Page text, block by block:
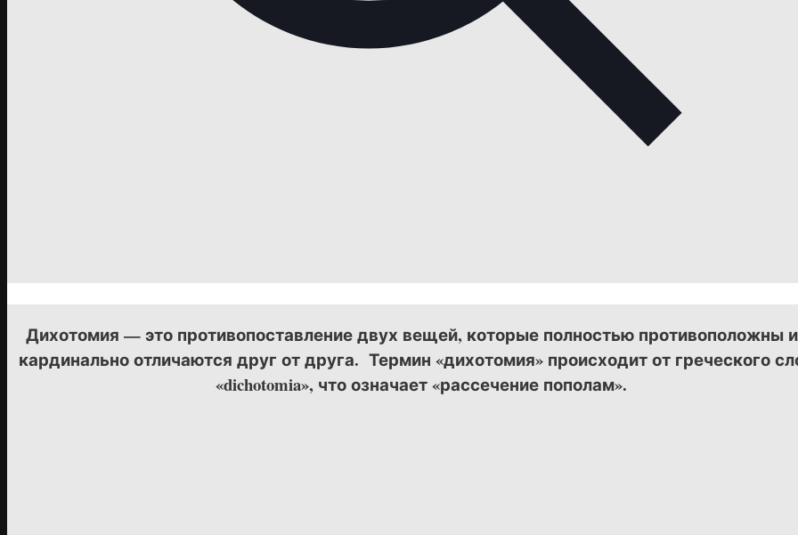
Дихотомия — это противопоставление двух вещей, которые полностью противоположны
кардинально отличаются друг от друга. Термин «дихотомия» происходит от греческого
«dichotomia», что означает «рассечение пополам».